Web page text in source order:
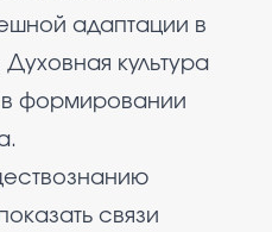
адаптации в
культура
в формировании
связи